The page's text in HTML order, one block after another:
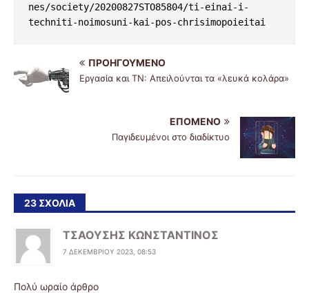
nes/society/20200827STO85804/ti-einai-i-
techniti-noimosuni-kai-pos-chrisimopoieitai
ΠΡΟΗΓΟΎΜΕΝΟ
Εργασία και ΤΝ: Απειλούνται τα «λευκά κολάρα»
ΕΠΌΜΕΝΟ
Παγιδευμένοι στο διαδίκτυο
23 ΣΧΌΛΙΑ
ΤΣΑΟΥΣΗΣ ΚΩΝΣΤΑΝΤΙΝΟΣ
7 ΔΕΚΕΜΒΡΊΟΥ 2023, 08:53
Πολύ ωραίο άρθρο